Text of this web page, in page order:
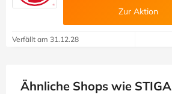
Zur Aktion
Verfällt am 31.12.28
Ähnliche Shops wie STIGA